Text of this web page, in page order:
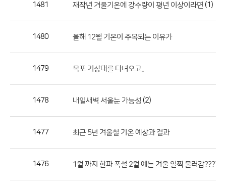
록
공
1481 재작년 겨울기온에 강수량이 평년 이상이라면 (1)
1480 올해 12월 기온이 주목되는 이유가
1479 목포 기상대를 다녀오고..
1478 내일새벽 서울눈 가능성 (2)
1477 최근 5년 겨울철 기온 예상과 결과
1476 1월 까지 한파 폭설 2월 에는 겨울 일찍 물러감????